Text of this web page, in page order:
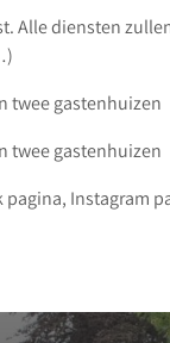
Alle diensten
twee gastenhuizen
twee gastenhuizen
pagina, Instagram